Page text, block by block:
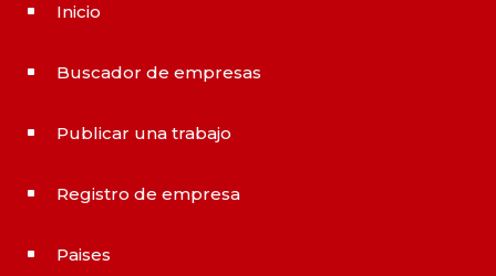
^ Inicio
^ Buscador de empresas
^ Publicar una trabajo
^ Registro de empresa
^ Paises